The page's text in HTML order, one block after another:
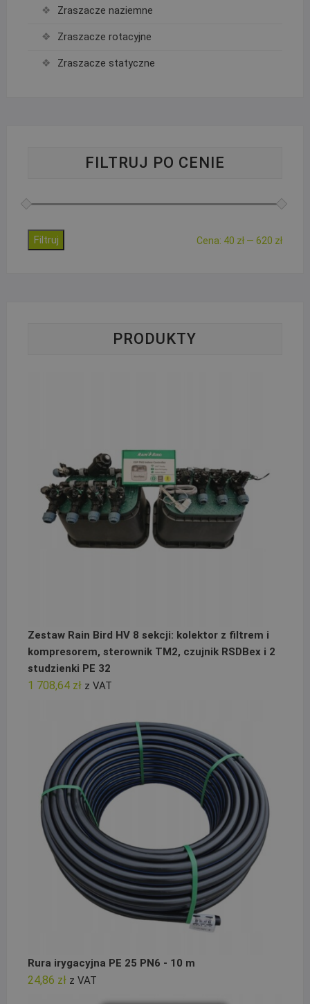
Zraszacze naziemne
Zraszacze rotacyjne
Zraszacze statyczne
FILTRUJ PO CENIE
Cena
Cena
Filtruj Cena: 40 zł —620 zł
PRODUKTY
Zestaw Rain Bird HV 8 sekcji: kolektor z filtrem i
kompresorem, sterownik TM2, czujnik RSDBex i 2
studzienki PE 32
1 708,64 zł z VAT
Rura irygacyjna PE 25 PN6 - 10 m
24,86 zł z VAT